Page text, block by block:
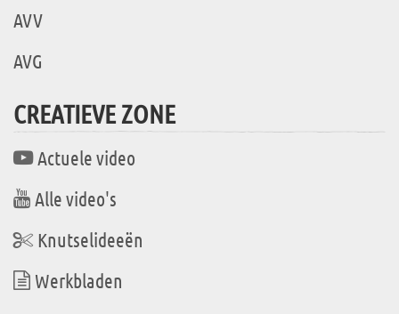
AVV
AVG
CREATIEVE ZONE
Actuele video
Alle video's
Knutselideeën
Werkbladen